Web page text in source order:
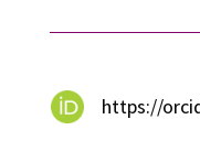
https://